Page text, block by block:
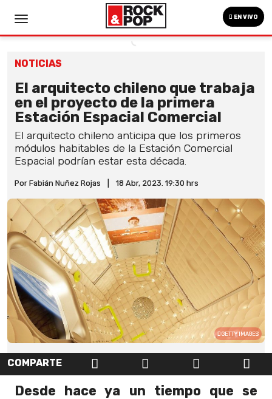
EN VIVO
NOTICIAS
El arquitecto chileno que trabaja
en el proyecto de la primera
Estación Espacial Comercial
El arquitecto chileno anticipa que los primeros
módulos habitables de la Estación Comercial
Espacial podrían estar esta década.
Por Fabián Nuñez Rojas 18 Abr, 2023. 19:30 hrs
GETTY IMAGES
COMPARTE
Desde hace ya un tiempo que se